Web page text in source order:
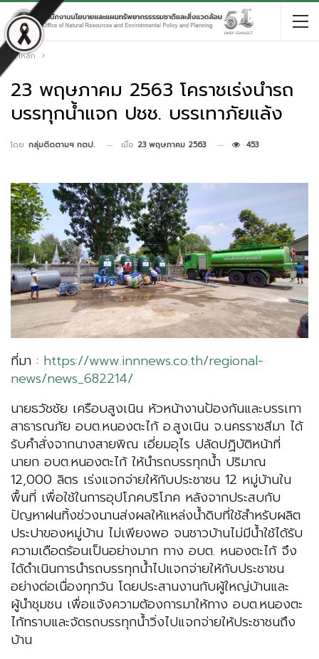
หน้าหลัก
23 พฤษภาคม 2563 โคราชเร่งนำรถ
บรรทุกน้ำแจก ปชช. บรรเทาภัยแล้ง
โดย กลุ่มติดตามฯ กตป. เมื่อ 23 พฤษภาคม 2563 453
ที่มา : https://www.innnews.co.th/regional-
news/news_682214/
นายธวัชชัย เครือบสูงเนิน หัวหน้างานป้องกันและบรรเทา
สาธารณภัย อบต.หนองตะไก้ อ.สูงเนิน จ.นครราชสีมา ได้
รับคำสั่งจากนางสายพิณ เอี่ยมอุไร ปลัดปฏิบัติหน้าที่
นายก อบต.หนองตะไก้ ให้นำรถบรรทุกน้ำ ปริมาณ
12,000 ลิตร เร่งแจกจ่ายให้กับประชาชน 12 หมู่บ้านใน
พื้นที่ เพื่อใช้ในการอุปโภคบริโภค หลังจากประสบกับ
ปัญหาฝนทิ้งช่วงนานส่งผลให้แหล่งน้ำดิบที่ใช้สำหรับผลิต
ประปาของหมู่บ้าน ไม่เพียงพอ จนชาวบ้านไม่มีน้ำใช้ได้รับ
ความเดือดร้อนเป็นอย่างมาก ทาง อบต. หนองตะไก้ จึง
ได้ดำเนินการนำรถบรรทุกน้ำไปแจกจ่ายให้กับประชาชน
อย่างต่อเนื่องทุกวัน โดยประสานงานกับผู้ใหญ่บ้านและ
ผู้นำชุมชน เพื่อแจ้งความต้องการมาให้ทาง อบต.หนองตะ
ไก้ทราบและจัดรถบรรทุกน้ำวิ่งไปแจกจ่ายให้ประชาชนถึง
บ้าน